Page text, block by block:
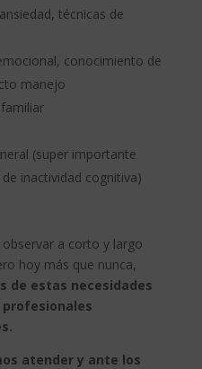
técnicas de
conocimiento de
manejo
(super importante
inactividad cognitiva)
a corto y largo
hoy más que nunca,
de estas necesidades
profesionales
atender y ante los